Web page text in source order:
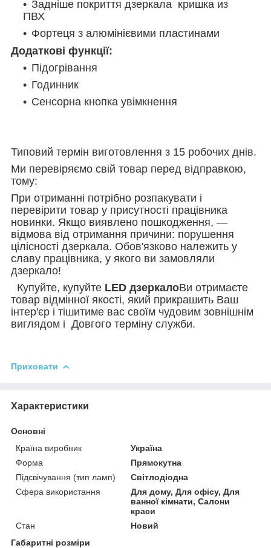
Задніше покриття дзеркала кришка из
ПВХ
Фортеця з алюмінієвими пластинами
Додаткові функції:
Підогрівання
Годинник
Сенсорна кнопка увімкнення
Типовий термін виготовлення з 15 робочих днів.
Ми перевіряємо свій товар перед відправкою,
тому:
При отриманні потрібно розпакувати і
перевірити товар у присутності працівника
новинки. Якщо виявлено пошкодження, —
відмова від отримання причини: порушення
цілісності дзеркала. Обов'язково належить у
славу працівника, у якого ви замовляли
дзеркало!
Купуйте, купуйте LED дзеркалоВи отримаєте
товар відмінної якості, який прикрашить Ваш
інтер'єр і тішитиме вас своїм чудовим зовнішнім
виглядом і Довгого терміну служби.
Приховати
Характеристики
Основні
Країна виробник
Україна
Форма
Прямокутна
Підсвічування (тип ламп)
Світлодіодна
Сфера використання
Для дому, Для офісу, Для
ванної кімнати, Салони
краси
Стан
Новий
Габаритні розміри